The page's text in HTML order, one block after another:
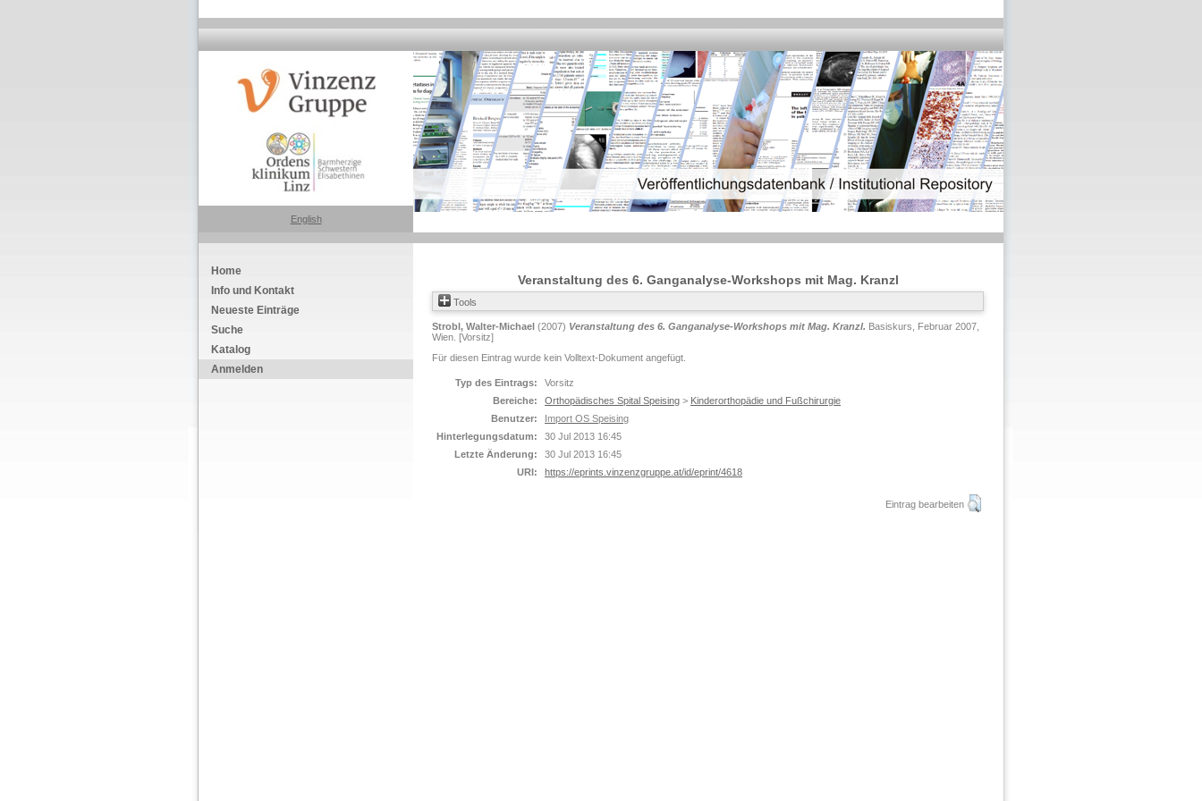
English
Home
Info und Kontakt
Neueste Einträge
Suche
Katalog
Anmelden
Veranstaltung des 6. Ganganalyse-Workshops mit Mag. Kranzl
Tools
Strobl, Walter-Michael (2007) Veranstaltung des 6. Ganganalyse-Workshops mit Mag. Kranzl. Basiskurs, Februar 2007,
Wien. [Vorsitz]
Für diesen Eintrag wurde kein Volltext-Dokument angefügt.
Typ des Eintrags:
Vorsitz
Bereiche:
Orthopädisches Spital Speising > Kinderorthopädie und Fußchirurgie
Benutzer:
Import OS Speising
Hinterlegungsdatum:
30 Jul 2013 16:45
Letzte Änderung:
30 Jul 2013 16:45
URI:
https://eprints.vinzenzgruppe.at/id/eprint/4618
Eintrag bearbeiten